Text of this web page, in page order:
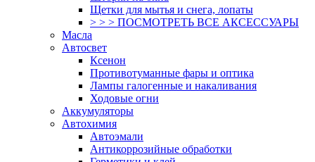
Щетки для мытья и снега, лопаты
> > > ПОСМОТРЕТЬ ВСЕ АКСЕССУАРЫ
Масла
Автосвет
Ксенон
Противотуманные фары и оптика
Лампы галогенные и накаливания
Ходовые огни
Аккумуляторы
Автохимия
Автоэмали
Антикоррозийные обработки